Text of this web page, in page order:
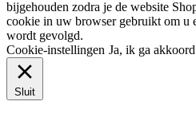
bijgehouden zodra je de website
cookie in uw browser gebruikt om u
wordt gevolgd.
Cookie-instellingen Ja, ik ga akkoord
Sluit